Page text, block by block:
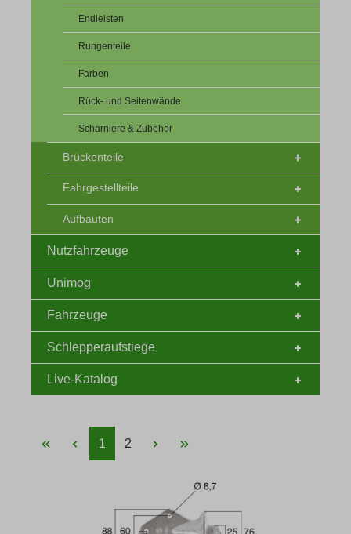
Endleisten
Rungenteile
Farben
Rück- und Seitenwände
Scharniere & Zubehör
Brückenteile
Fahrgestellteile
Aufbauten
Nutzfahrzeuge
Unimog
Fahrzeuge
Schlepperaufstiege
Live-Katalog
Seite
1 Seite
2